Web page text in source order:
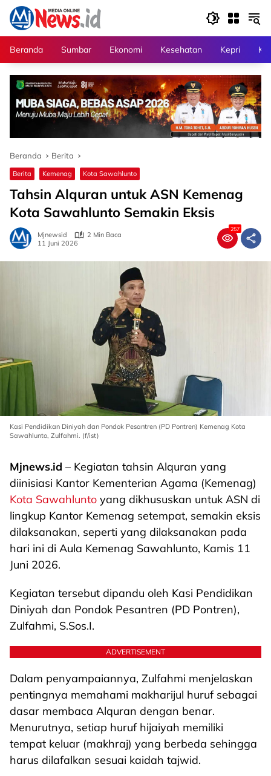
Langsung
konten
Beranda
Sumbar Ekonomi Kesehatan Kepri
Beranda Berita
Berita Kemenag Kota Sawahlunto
Tahsin Alquran untuk ASN Kemenag
Kota Sawahlunto Semakin Eksis
Mjnewsid
2 Min Baca
11 Juni 2026
257
Kasi Pendidikan Diniyah dan Pondok Pesantren (PD Pontren) Kemenag Kota
Sawahlunto, Zulfahmi. (f/ist)
Mjnews.id – Kegiatan tahsin Alquran yang
diinisiasi Kantor Kementerian Agama (Kemenag)
Kota Sawahlunto yang dikhususkan untuk ASN di
lingkup Kantor Kemenag setempat, semakin eksis
dilaksanakan, seperti yang dilaksanakan pada
hari ini di Aula Kemenag Sawahlunto, Kamis 11
Juni 2026.
Kegiatan tersebut dipandu oleh Kasi Pendidikan
Diniyah dan Pondok Pesantren (PD Pontren),
Zulfahmi, S.Sos.I.
ADVERTISEMENT
Dalam penyampaiannya, Zulfahmi menjelaskan
pentingnya memahami makharijul huruf sebagai
dasar membaca Alquran dengan benar.
Menurutnya, setiap huruf hijaiyah memiliki
tempat keluar (makhraj) yang berbeda sehingga
harus dilafalkan sesuai kaidah tajwid.